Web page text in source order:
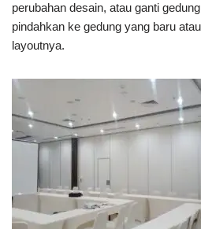
perubahan desain, atau ganti
pindahkan ke gedung yang baru
layoutnya.